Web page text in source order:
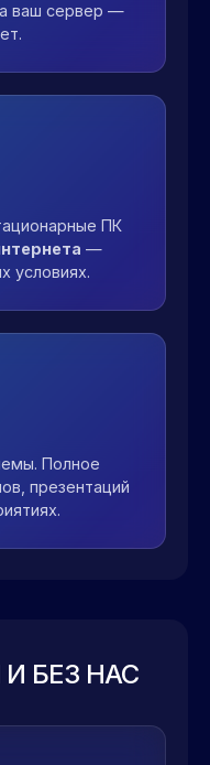
ваш сервер —
ПК
—
условиях.
Полное
презентаций
БЕЗ НАС